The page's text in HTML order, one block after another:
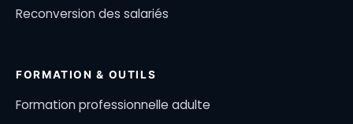
Reconversion des salariés
FORMATION & OUTILS
Formation professionnelle adulte